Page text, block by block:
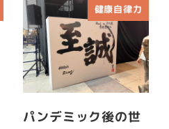
健康自律力
パンデミック後の世